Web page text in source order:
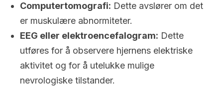
Computertomografi: Dette avslører om det
er muskulære abnormiteter.
EEG eller elektroencefalogram: Dette
utføres for å observere hjernens elektriske
aktivitet og for å utelukke mulige
nevrologiske tilstander.